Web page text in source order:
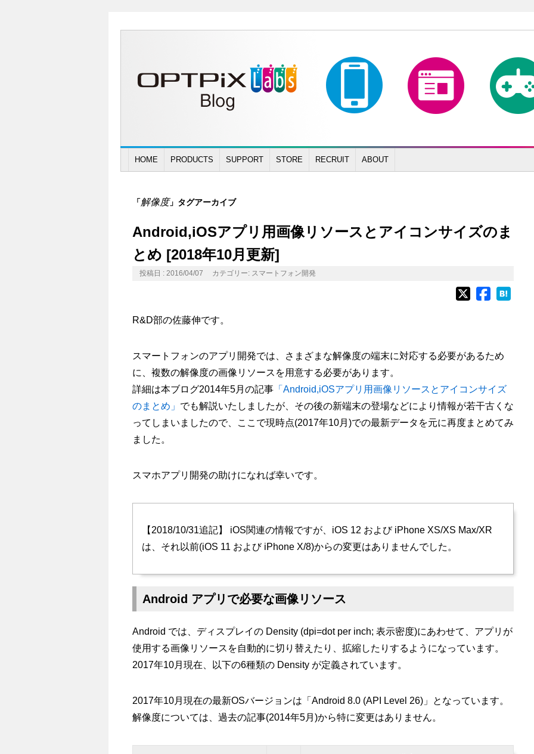
HOME PRODUCTS SUPPORT STORE RECRUIT ABOUT
「解像度」タグアーカイブ
Android,iOSアプリ用画像リソースとアイコンサイズのま
とめ [2018年10月更新]
投稿日 : 2016/04/07 カテゴリー: スマートフォン開発
R&D部の佐藤伸です。
スマートフォンのアプリ開発では、さまざまな解像度の端末に対応する必要があるため
に、複数の解像度の画像リソースを用意する必要があります。
詳細は本ブログ2014年5月の記事 「Android,iOSアプリ用画像リソースとアイコンサイズ
のまとめ」 でも解説いたしましたが、その後の新端末の登場などにより情報が若干古くな
ってしまいましたので、ここで現時点(2017年10月)での最新データを元に再度まとめてみ
ました。
スマホアプリ開発の助けになれば幸いです。
【2018/10/31追記】 iOS関連の情報ですが、iOS 12 および iPhone XS/XS Max/XR
は、それ以前(iOS 11 および iPhone X/8)からの変更はありませんでした。
Android アプリで必要な画像リソース
Android では、ディスプレイの Density (dpi=dot per inch; 表示密度)にあわせて、アプリが
使用する画像リソースを自動的に切り替えたり、拡縮したりするようになっています。
2017年10月現在、以下の6種類の Density が定義されています。
2017年10月現在の最新OSバージョンは「Android 8.0 (API Level 26)」となっています。
解像度については、過去の記事(2014年5月)から特に変更はありません。